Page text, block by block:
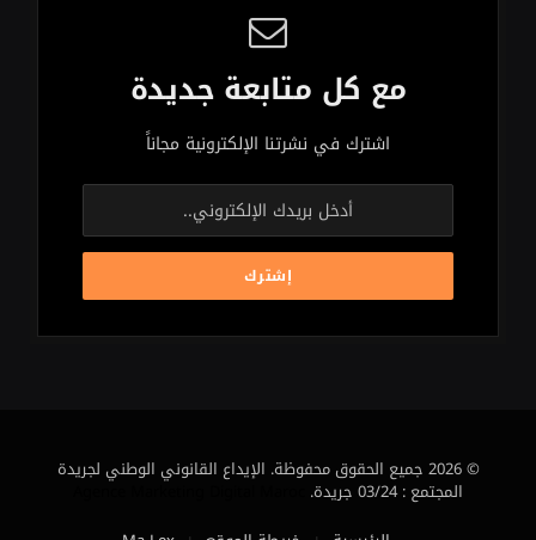
مع كل متابعة جديدة
اشترك في نشرتنا الإلكترونية مجاناً
© 2026 جميع الحقوق محفوظة. الإيداع القانوني الوطني لجريدة
المجتمع : 03/24 جريدة.